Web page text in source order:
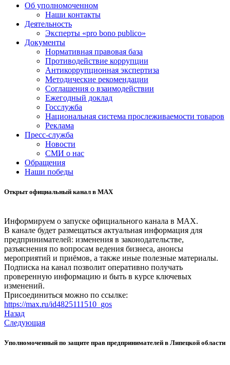
Об уполномоченном
Наши контакты
Деятельность
Эксперты «pro bono publico»
Документы
Нормативная правовая база
Противодействие коррупции
Антикоррупционная экспертиза
Методические рекомендации
Соглашения о взаимодействии
Ежегодный доклад
Госслужба
Национальная система прослеживаемости товаров
Реклама
Пресс-служба
Новости
СМИ о нас
Обращения
Наши победы
Открыт официальный канал в MAX
Информируем о запуске официального канала в MAX.
В канале будет размещаться актуальная информация для
предпринимателей: изменения в законодательстве,
разъяснения по вопросам ведения бизнеса, анонсы
мероприятий и приёмов, а также иные полезные материалы.
Подписка на канал позволит оперативно получать
проверенную информацию и быть в курсе ключевых
изменений.
Присоединиться можно по ссылке:
https://max.ru/id4825111510_gos
Назад
Следующая
Уполномоченный по защите прав предпринимателей в Липецкой области